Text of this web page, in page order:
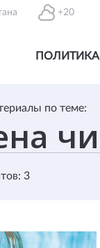
+20
ПОЛИТИКА
по теме:
3